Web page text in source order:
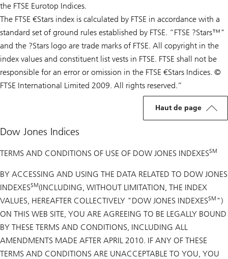
the FTSE Eurotop Indices.
The FTSE €Stars index is calculated by FTSE in accordance with a
standard set of ground rules established by FTSE. “FTSE ?Stars™"
and the ?Stars logo are trade marks of FTSE. All copyright in the
index values and constituent list vests in FTSE. FTSE shall not be
responsible for an error or omission in the FTSE €Stars Indices. ©
FTSE International Limited 2009. All rights reserved.”
Haut de page
Dow Jones Indices
TERMS AND CONDITIONS OF USE OF DOW JONES INDEXESSM
BY ACCESSING AND USING THE DATA RELATED TO DOW JONES
INDEXESSM(INCLUDING, WITHOUT LIMITATION, THE INDEX
VALUES, HEREAFTER COLLECTIVELY "DOW JONES INDEXESSM ")
ON THIS WEB SITE, YOU ARE AGREEING TO BE LEGALLY BOUND
BY THESE TERMS AND CONDITIONS, INCLUDING ALL
AMENDMENTS MADE AFTER APRIL 2010. IF ANY OF THESE
TERMS AND CONDITIONS ARE UNACCEPTABLE TO YOU, YOU